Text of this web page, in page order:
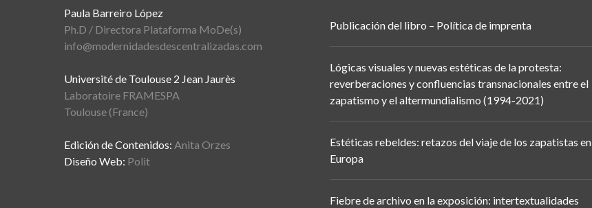
Paula Barreiro López
Ph.D / Directora Plataforma MoDe(s)
info@modernidadesdescentralizadas.com
Université de Toulouse 2 Jean Jaurès
Laboratoire FRAMESPA
Toulouse (France)
Edición de Contenidos: Anita Orzes
Diseño Web: Polit
Publicación del libro – Política de imprenta
Lógicas visuales y nuevas estéticas de la protesta:
reverberaciones y confluencias transnacionales entre el
zapatismo y el altermundialismo (1994-2021)
Estéticas rebeldes: retazos del viaje de los zapatistas en
Europa
Fiebre de archivo en la exposición: intertextualidades